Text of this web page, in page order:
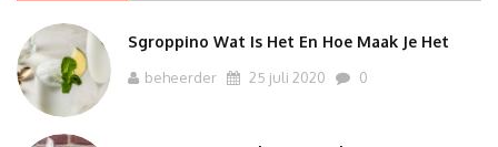
Sgroppino Wat Is Het En Hoe Maak Je Het
beheerder 25 juli 2020 0